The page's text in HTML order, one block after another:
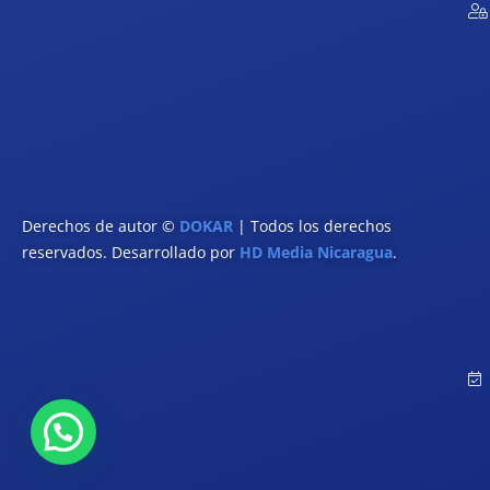
Derechos de autor © DOKAR | Todos los derechos
reservados. Desarrollado por HD Media Nicaragua.